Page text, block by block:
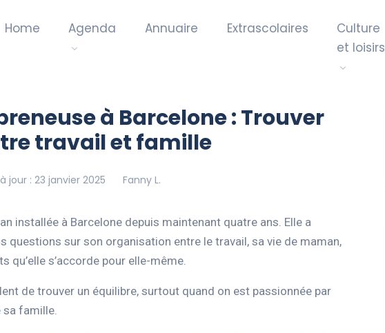
Home Agenda Annuaire Extrascolaires
Culture
et loisirs
à Barcelone : Trouver
travail et famille
jour : 23 janvier 2025 Fanny L.
installée à Barcelone depuis maintenant quatre ans. Elle a
questions sur son organisation entre le travail, sa vie de maman,
qu’elle s’accorde pour elle-même.
de trouver un équilibre, surtout quand on est passionnée par
sa famille.